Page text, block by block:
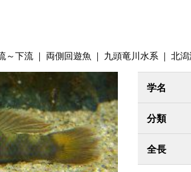
～下流 両側回遊魚 九頭竜川水系 北潟
学名
分類
全長